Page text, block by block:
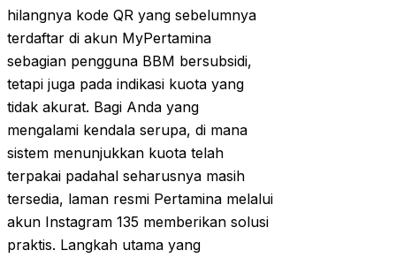
hilangnya kode QR yang sebelumnya
terdaftar di akun MyPertamina
sebagian pengguna BBM bersubsidi,
tetapi juga pada indikasi kuota yang
tidak akurat. Bagi Anda yang
mengalami kendala serupa, di mana
sistem menunjukkan kuota telah
terpakai padahal seharusnya masih
tersedia, laman resmi Pertamina melalui
akun Instagram 135 memberikan solusi
praktis. Langkah utama yang